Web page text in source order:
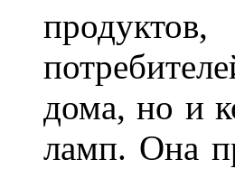
дома, но и
ламп. Она